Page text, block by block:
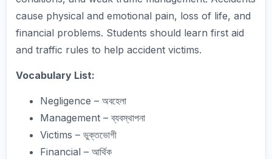
cause physical and emotional pain, loss of life, and
financial problems. Students should learn first aid
and traffic rules to help accident victims.
Vocabulary List:
Negligence – অবহেলা
Management – ব্যবস্থাপনা
Victims – ভুক্তভোগী
Financial – আর্থিক